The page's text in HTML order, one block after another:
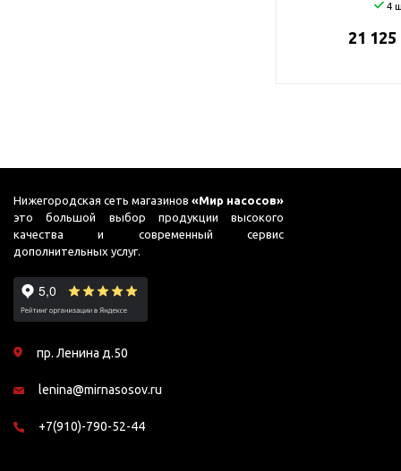
4
21 125
Нижегородская сеть магазинов«Мир насосов»
это большой выбор продукции высокого
качества и современный сервис
дополнительных услуг.
пр. Ленина д.50
lenina@mirnasosov.ru
+7(910)-790-52-44